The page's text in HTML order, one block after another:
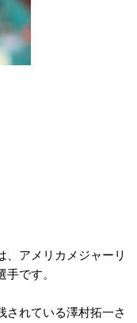
、アメリカメジャーリ
です。
されている澤村拓一さ